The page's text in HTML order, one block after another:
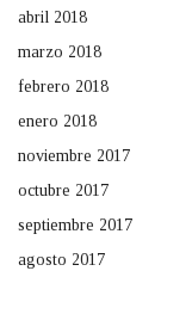
abril 2018
marzo 2018
febrero 2018
enero 2018
noviembre 2017
octubre 2017
septiembre 2017
agosto 2017